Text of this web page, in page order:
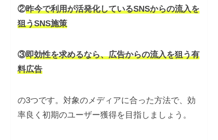
②昨今で利用が活発化しているSNSからの流入を
狙うSNS施策
③即効性を求めるなら、広告からの流入を狙う有
料広告
の3つです。対象のメディアに合った方法で、効
率良く初期のユーザー獲得を目指しましょう。